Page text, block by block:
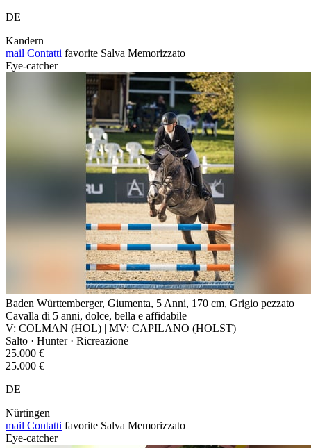
DE
Kandern
mail Contatti favorite Salva Memorizzato
Eye-catcher
Baden Württemberger, Giumenta, 5 Anni, 170 cm, Grigio pezzato
Cavalla di 5 anni, dolce, bella e affidabile
V: COLMAN (HOL) | MV: CAPILANO (HOLST)
Salto · Hunter · Ricreazione
25.000 €
25.000 €
DE
Nürtingen
mail Contatti favorite Salva Memorizzato
Eye-catcher